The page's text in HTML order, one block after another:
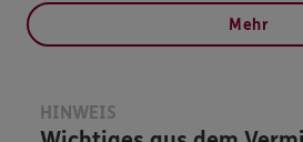
Mehr
HINWEIS